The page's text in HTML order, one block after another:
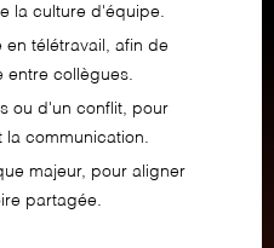
la culture d'équipe.
en télétravail, afin de
entre collègues.
ou d'un conflit, pour
la communication.
majeur, pour aligner
partagée.